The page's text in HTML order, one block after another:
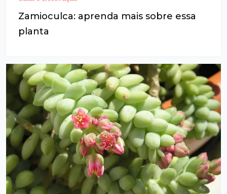
Zamioculca: aprenda mais sobre essa
planta